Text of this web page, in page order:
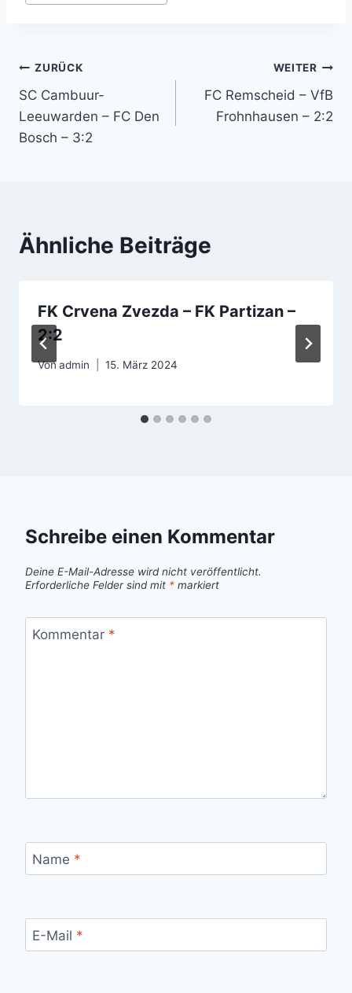
Beitragsnavigation
ZURÜCK
SC Cambuur-
Leeuwarden – FC Den
Bosch – 3:2
WEITER
FC Remscheid – VfB
Frohnhausen – 2:2
Ähnliche Beiträge
FK Crvena Zvezda – FK Partizan –
2:2
Vonadmin 15. März 2024
Schreibe einen Kommentar
Deine E-Mail-Adresse wird nicht veröffentlicht.
Erforderliche Felder sind mit * markiert
Kommentar *
Name *
E-Mail *